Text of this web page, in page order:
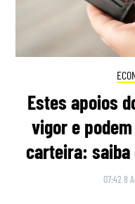
Estes apoios
vigor e podem
carteira: saiba
07:42 8